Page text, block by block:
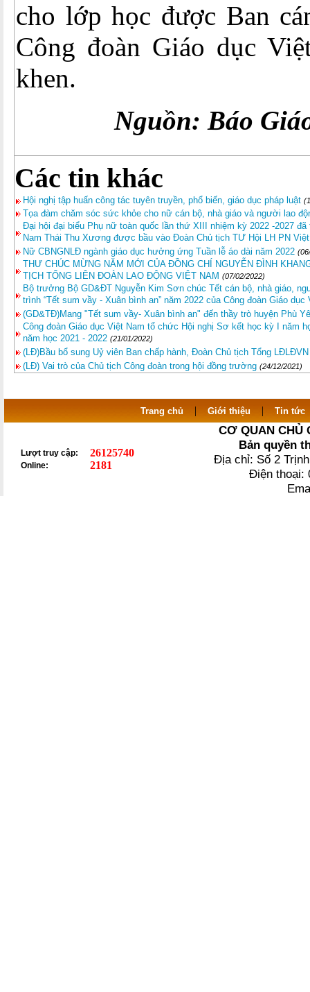
cho lớp học được Ban
Công đoàn Giáo dục
khen.
Nguồn: Báo
Các tin khác
Hội nghị tập huấn công tác tuyên truyền, phổ biến, giáo dục pháp luật
Tọa đàm chăm sóc sức khỏe cho nữ cán bộ, nhà giáo và người lao
Đại hội đại biểu Phụ nữ toàn quốc lần thứ XIII nhiệm kỳ 2022 -2027
Nam Thái Thu Xương được bầu vào Đoàn Chủ tịch TƯ Hội LH PN
Nữ CBNGNLĐ ngành giáo dục hưởng ứng Tuần lễ áo dài năm 2022
THƯ CHÚC MỪNG NĂM MỚI CỦA ĐỒNG CHÍ NGUYỄN ĐÌNH
TỊCH TỔNG LIÊN ĐOÀN LAO ĐỘNG VIỆT NAM (07/02/2022)
Bộ trưởng Bộ GD&ĐT Nguyễn Kim Sơn chúc Tết cán bộ, nhà giáo,
trình “Tết sum vầy - Xuân bình an” năm 2022 của Công đoàn Giáo dục
(GD&TĐ)Mang "Tết sum vầy- Xuân bình an" đến thầy trò huyện Phù
Công đoàn Giáo dục Việt Nam tổ chức Hội nghị Sơ kết học kỳ I năm
năm học 2021 - 2022 (21/01/2022)
(LĐ)Bầu bổ sung Uỷ viên Ban chấp hành, Đoàn Chủ tịch Tổng LĐLĐVN
(LĐ) Vai trò của Chủ tịch Công đoàn trong hội đồng trường (24/12/2021)
Trang chủ | Giới thiệu | Tin tức
Lượt truy cập: 26125740
Online: 2181
CƠ QUAN CHỦ
Bản quyền
Địa chỉ: Số 2
Điện